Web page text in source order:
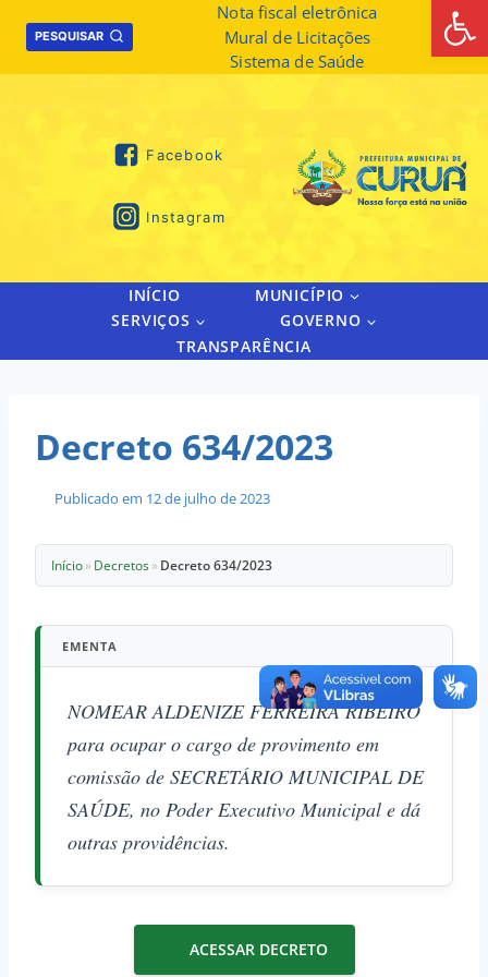
PESQUISAR
Nota fiscal eletrônica
Mural de Licitações
Sistema de Saúde
Facebook
Instagram
INÍCIO
MUNICÍPIO
SERVIÇOS
GOVERNO
TRANSPARÊNCIA
Decreto 634/2023
Publicado em 12 de julho de 2023
Início» Decretos» Decreto 634/2023
EMENTA
NOMEAR ALDENIZE FERREIRA RIBEIRO
para ocupar o cargo de provimento em
comissão de SECRETÁRIO MUNICIPAL DE
SAÚDE, no Poder Executivo Municipal e dá
outras providências.
ACESSAR DECRETO